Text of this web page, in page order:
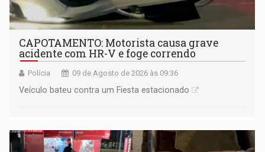
CAPOTAMENTO: Motorista causa grave
acidente com HR-V e foge correndo
Polícia 09 de Agosto de 2026 às 09:36
Veículo bateu contra um Fiesta estacionado